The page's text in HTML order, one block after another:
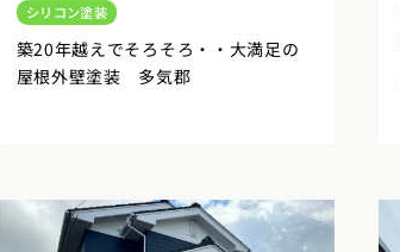
シリコン塗装
築20年越えでそろそろ・・大満足の
屋根外壁塗装 多気郡